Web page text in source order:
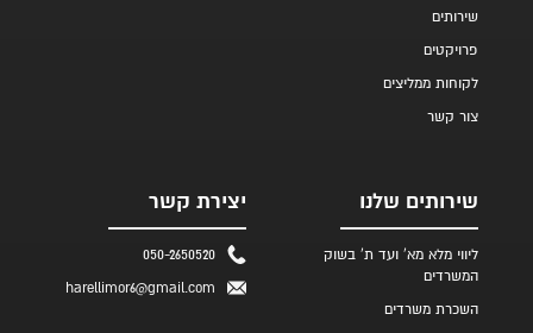
שירותים
פרויקטים
לקוחות ממליצים
צור קשר
שירותים שלנו
ליווי מלא מא' ועד ת' בשוק
המשרדים
השכרת משרדים
יצירת קשר
050-2650520
harellimor6@gmail.com